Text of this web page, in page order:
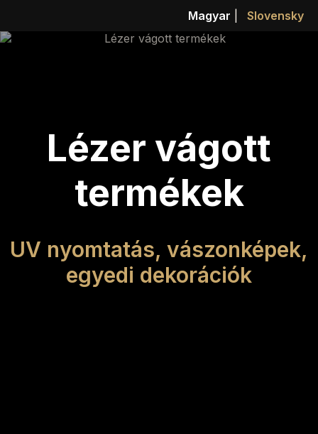
Magyar Slovensky
Lézer vágott
termékek
UV nyomtatás, vászonképek,
egyedi dekorációk